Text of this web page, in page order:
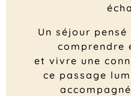
Un séjour
comprendre
et vivre une
ce passage